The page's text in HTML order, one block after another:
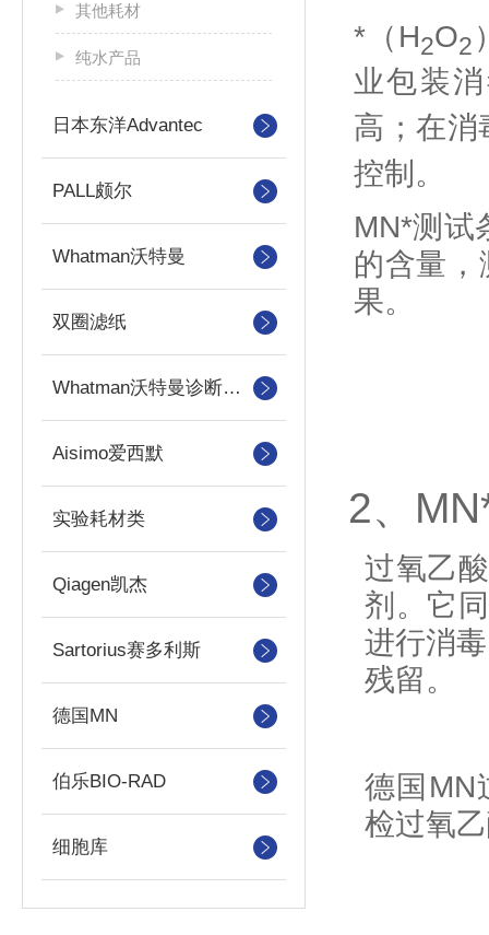
其他耗材
纯水产品
日本东洋Advantec
PALL颇尔
Whatman沃特曼
双圈滤纸
Whatman沃特曼诊断产品
Aisimo爱西默
实验耗材类
Qiagen凯杰
Sartorius赛多利斯
德国MN
伯乐BIO-RAD
细胞库
*（H2O2
业包装
高；在消
控制。
MN*测试
的含量
果。
2、
过氧乙
剂。它
进行消
残留。
德国MN
检过氧